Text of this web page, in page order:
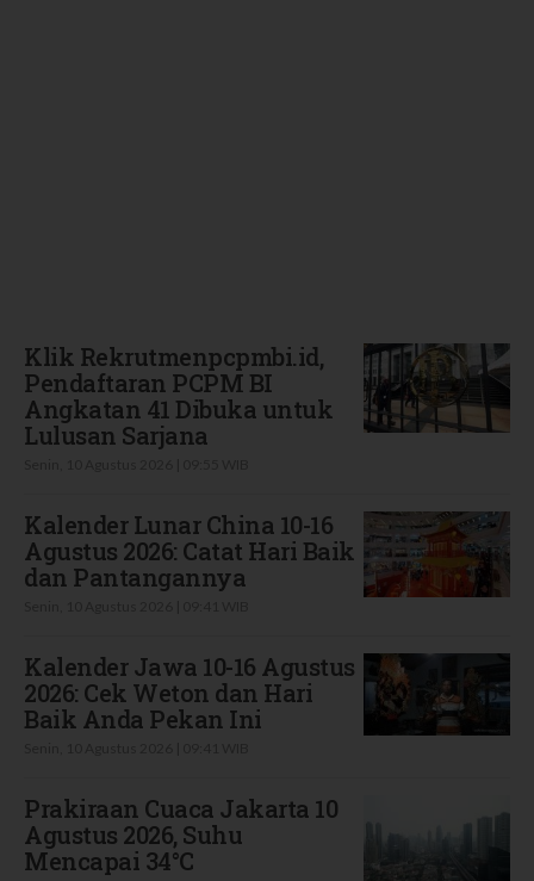
Klik Rekrutmenpcpmbi.id,
Pendaftaran PCPM BI
Angkatan 41 Dibuka untuk
Lulusan Sarjana
Kalender Lunar China 10-16
Agustus 2026: Catat Hari Baik
dan Pantangannya
Kalender Jawa 10-16 Agustus
2026: Cek Weton dan Hari
Baik Anda Pekan Ini
Prakiraan Cuaca Jakarta 10
Agustus 2026, Suhu
Mencapai 34°C